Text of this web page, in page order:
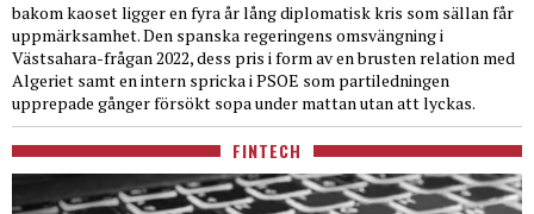
bakom kaoset ligger en fyra år lång diplomatisk kris som sällan får
uppmärksamhet. Den spanska regeringens omsvängning i
Västsahara-frågan 2022, dess pris i form av en brusten relation med
Algeriet samt en intern spricka i PSOE som partiledningen
upprepade gånger försökt sopa under mattan utan att lyckas.
FINTECH